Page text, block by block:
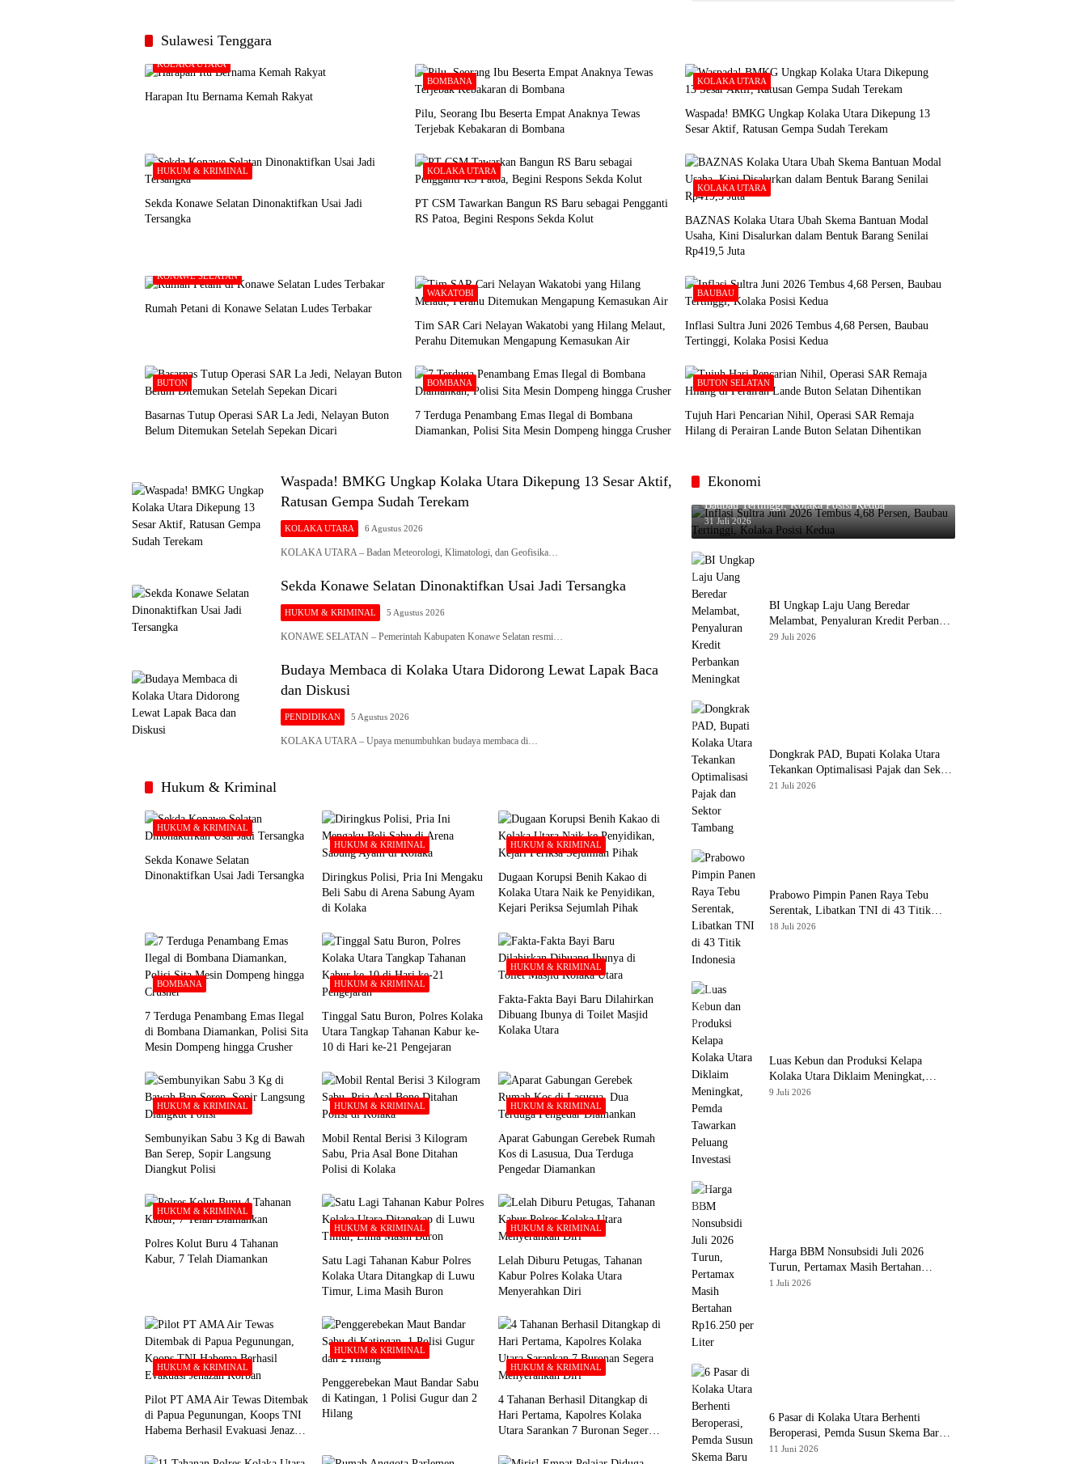
Sulawesi Tenggara
KOLAKA UTARA
Harapan Itu Bernama Kemah Rakyat
BOMBANA
Pilu, Seorang Ibu Beserta Empat Anaknya Tewas
Terjebak Kebakaran di Bombana
KOLAKA UTARA
Waspada! BMKG Ungkap Kolaka Utara Dikepung 13
Sesar Aktif, Ratusan Gempa Sudah Terekam
HUKUM & KRIMINAL
Sekda Konawe Selatan Dinonaktifkan Usai Jadi
Tersangka
KOLAKA UTARA
PT CSM Tawarkan Bangun RS Baru sebagai Pengganti
RS Patoa, Begini Respons Sekda Kolut
KOLAKA UTARA
BAZNAS Kolaka Utara Ubah Skema Bantuan Modal
Usaha, Kini Disalurkan dalam Bentuk Barang Senilai
Rp419,5 Juta
KONAWE SELATAN
Rumah Petani di Konawe Selatan Ludes Terbakar
WAKATOBI
Tim SAR Cari Nelayan Wakatobi yang Hilang Melaut,
Perahu Ditemukan Mengapung Kemasukan Air
BAUBAU
Inflasi Sultra Juni 2026 Tembus 4,68 Persen, Baubau
Tertinggi, Kolaka Posisi Kedua
BUTON
Basarnas Tutup Operasi SAR La Jedi, Nelayan Buton
Belum Ditemukan Setelah Sepekan Dicari
BOMBANA
7 Terduga Penambang Emas Ilegal di Bombana
Diamankan, Polisi Sita Mesin Dompeng hingga Crusher
BUTON SELATAN
Tujuh Hari Pencarian Nihil, Operasi SAR Remaja
Hilang di Perairan Lande Buton Selatan Dihentikan
Waspada! BMKG Ungkap Kolaka Utara Dikepung 13 Sesar Aktif,
Ratusan Gempa Sudah Terekam
KOLAKA UTARA 6 Agustus 2026
KOLAKA UTARA – Badan Meteorologi, Klimatologi, dan Geofisika…
Sekda Konawe Selatan Dinonaktifkan Usai Jadi Tersangka
HUKUM & KRIMINAL 5 Agustus 2026
KONAWE SELATAN – Pemerintah Kabupaten Konawe Selatan resmi…
Budaya Membaca di Kolaka Utara Didorong Lewat Lapak Baca
dan Diskusi
PENDIDIKAN 5 Agustus 2026
KOLAKA UTARA – Upaya menumbuhkan budaya membaca di…
Hukum & Kriminal
HUKUM & KRIMINAL
Sekda Konawe Selatan
Dinonaktifkan Usai Jadi Tersangka
HUKUM & KRIMINAL
Diringkus Polisi, Pria Ini Mengaku
Beli Sabu di Arena Sabung Ayam
di Kolaka
HUKUM & KRIMINAL
Dugaan Korupsi Benih Kakao di
Kolaka Utara Naik ke Penyidikan,
Kejari Periksa Sejumlah Pihak
BOMBANA
7 Terduga Penambang Emas Ilegal
di Bombana Diamankan, Polisi Sita
Mesin Dompeng hingga Crusher
HUKUM & KRIMINAL
Tinggal Satu Buron, Polres Kolaka
Utara Tangkap Tahanan Kabur ke-
10 di Hari ke-21 Pengejaran
HUKUM & KRIMINAL
Fakta-Fakta Bayi Baru Dilahirkan
Dibuang Ibunya di Toilet Masjid
Kolaka Utara
HUKUM & KRIMINAL
Sembunyikan Sabu 3 Kg di Bawah
Ban Serep, Sopir Langsung
Diangkut Polisi
HUKUM & KRIMINAL
Mobil Rental Berisi 3 Kilogram
Sabu, Pria Asal Bone Ditahan
Polisi di Kolaka
HUKUM & KRIMINAL
Aparat Gabungan Gerebek Rumah
Kos di Lasusua, Dua Terduga
Pengedar Diamankan
HUKUM & KRIMINAL
Polres Kolut Buru 4 Tahanan
Kabur, 7 Telah Diamankan
HUKUM & KRIMINAL
Satu Lagi Tahanan Kabur Polres
Kolaka Utara Ditangkap di Luwu
Timur, Lima Masih Buron
HUKUM & KRIMINAL
Lelah Diburu Petugas, Tahanan
Kabur Polres Kolaka Utara
Menyerahkan Diri
HUKUM & KRIMINAL
Pilot PT AMA Air Tewas Ditembak
di Papua Pegunungan, Koops TNI
Habema Berhasil Evakuasi Jenazah
HUKUM & KRIMINAL
Penggerebekan Maut Bandar Sabu
di Katingan, 1 Polisi Gugur dan 2
Hilang
HUKUM & KRIMINAL
4 Tahanan Berhasil Ditangkap di
Hari Pertama, Kapolres Kolaka
Utara Sarankan 7 Buronan Segera
Ekonomi
Inflasi Sultra Juni 2026 Tembus 4,68 Persen,
Baubau Tertinggi, Kolaka Posisi Kedua
31 Juli 2026
BI Ungkap Laju Uang Beredar
Melambat, Penyaluran Kredit Perbankan
Meningkat
29 Juli 2026
Dongkrak PAD, Bupati Kolaka Utara
Tekankan Optimalisasi Pajak dan Sektor
Tambang
21 Juli 2026
Prabowo Pimpin Panen Raya Tebu
Serentak, Libatkan TNI di 43 Titik
Indonesia
18 Juli 2026
Luas Kebun dan Produksi Kelapa
Kolaka Utara Diklaim Meningkat,
Pemda Tawarkan Peluang Investasi
9 Juli 2026
Harga BBM Nonsubsidi Juli 2026
Turun, Pertamax Masih Bertahan
Rp16.250 per Liter
1 Juli 2026
6 Pasar di Kolaka Utara Berhenti
Beroperasi, Pemda Susun Skema Baru
Pulihkan Perdagangan
11 Juni 2026